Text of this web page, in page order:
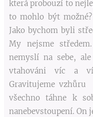
která probouzí to
to mohlo být
Jako bychom byli
My nejsme
nemyslí na sebe,
vtahováni víc a
Gravitujeme
všechno táhne k
nanebevstoupení. On